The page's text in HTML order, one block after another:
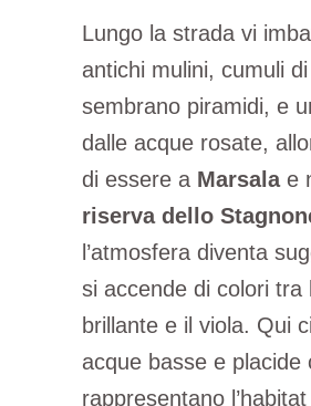
Lungo la strada vi
antichi mulini, cumuli
sembrano piramidi, e
dalle acque rosate,
di essere a Marsalae
riserva dello
l’atmosfera diventa
si accende di colori tra
brillante e il viola. Qui
acque basse e placide
rappresentano l’habitat